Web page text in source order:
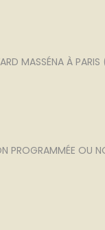
MASSÉNA À
PROGRAMMÉE OU